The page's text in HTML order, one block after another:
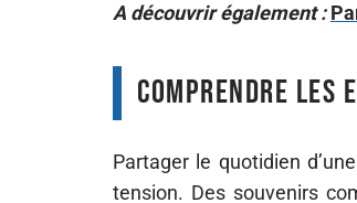
A découvrir également :
Comprendre les
Partager le quotidien d’une
tension. Des souvenirs